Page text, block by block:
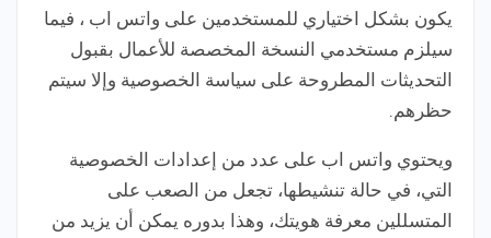
يكون بشكل اختياري للمستخدمين على واتس اب ، فيما
سيلزم مستخدمي النسخة المخصصة للأعمال بقبول
التحديثات المطروحة على سياسة الخصوصية وإلا سيتم
حظرهم.
ويحتوي واتس اب على عدد من إعدادات الخصوصية
التي، في حالة تنشيطها، تجعل من الصعب على
المتسللين معرفة هويتك، وهذا بدوره يمكن أن يزيد من